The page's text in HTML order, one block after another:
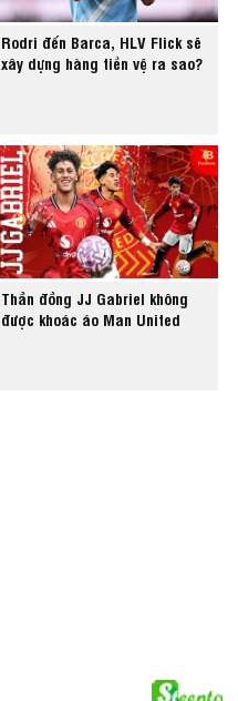
Rodri đến Barca, HLV Flick sẽ
xây dựng hàng tiền vệ ra sao?
Thần đồng JJ Gabriel không
được khoác áo Man United